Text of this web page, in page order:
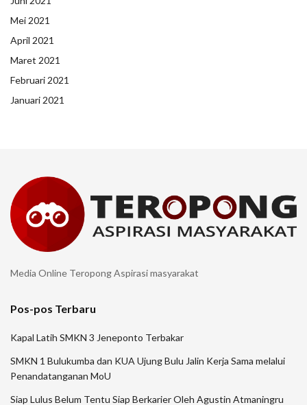
Mei 2021
April 2021
Maret 2021
Februari 2021
Januari 2021
Media Online Teropong Aspirasi masyarakat
Pos-pos Terbaru
Kapal Latih SMKN 3 Jeneponto Terbakar
SMKN 1 Bulukumba dan KUA Ujung Bulu Jalin Kerja Sama melalui
Penandatanganan MoU
Siap Lulus Belum Tentu Siap Berkarier Oleh Agustin Atmaningru